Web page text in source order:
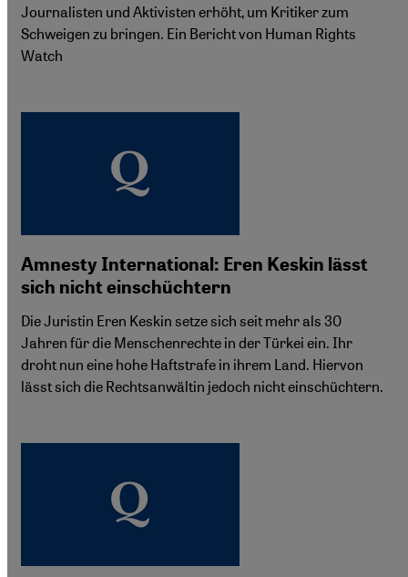
Journalisten und Aktivisten erhöht, um Kritiker zum
Schweigen zu bringen. Ein Bericht von Human Rights
Watch
Amnesty International: Eren Keskin lässt
sich nicht einschüchtern
Die Juristin Eren Keskin setze sich seit mehr als 30
Jahren für die Menschenrechte in der Türkei ein. Ihr
droht nun eine hohe Haftstrafe in ihrem Land. Hiervon
lässt sich die Rechtsanwältin jedoch nicht einschüchtern.